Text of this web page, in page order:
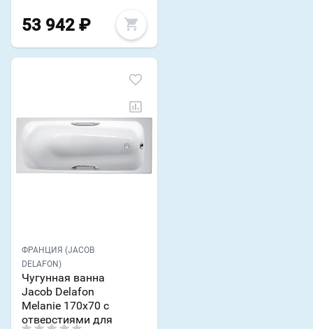
53 942 ₽
ФРАНЦИЯ (JACOB
DELAFON)
Чугунная ванна
Jacob Delafon
Melanie 170х70 с
отверстиями для